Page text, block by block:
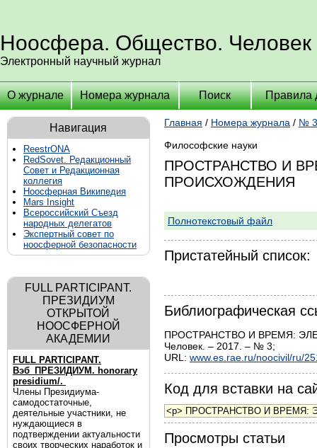
Ноосфера. Общество. Человек
Электронный научный журнал
О журнале Номера журнала Поиск Правила
Навигация
ReestrONA
RedSovet. Редакционный
Совет и Редакционная
коллегия
Ноосферная Википедия
Mars Insight
Всероссийский Съезд
народных делегатов
Экспертный совет по
ноосферной безопасности
FULL PARTICIPANT.
ПРЕЗИДИУМ
ОТКРЫТОЙ
НООСФЕРНОЙ
АКАДЕМИИ
FULL PARTICIPANT.
Вэб_ПРЕЗИДИУМ. honorary
presidium/.
Члены Президиума-
самодостаточные,
деятельные участники, не
нуждающиеся в
подтверждении актуальности
своих творческих наработок и
Главная / Номера журнала / №
Философские науки
ПРОСТРАНСТВО И
ПРОИСХОЖДЕНИЯ
Полнотекстовый файл
Пристатейный список:
Библиографическая
ПРОСТРАНСТВО И ВРЕМЯ:
Человек. – 2017. – № 3;
URL: www.es.rae.ru/noocivil/ru/
Код для вставки на
Просмотры статьи